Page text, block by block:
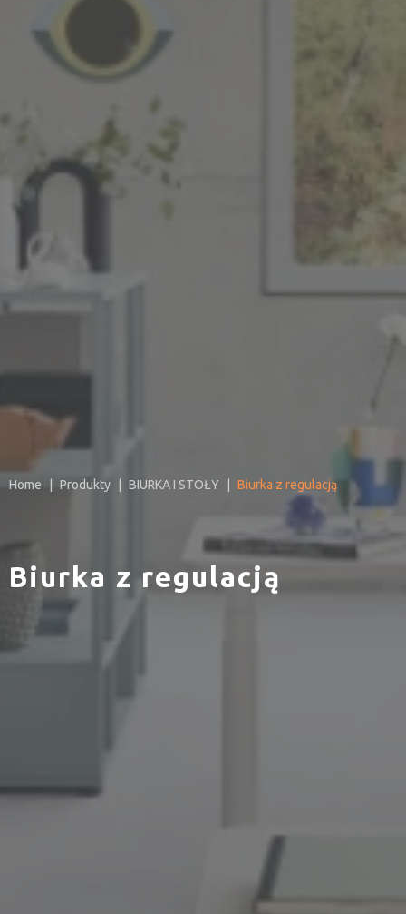
Home Produkty BIURKA I STOŁY Biurka z regulacją
Biurka z regulacją